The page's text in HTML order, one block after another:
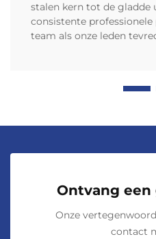
stalen kern tot de gladde
consistente
team als onze leden
Ontvang
Onze
contact